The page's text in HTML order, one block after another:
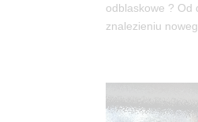
odblaskowe ? Od
znalezieniu